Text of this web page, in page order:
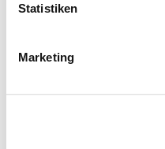
Statistiken
Marketing